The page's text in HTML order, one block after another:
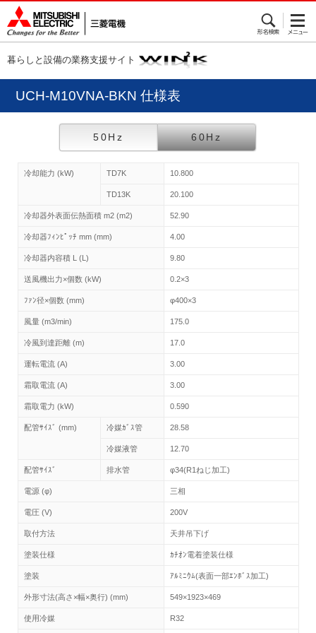
暮らしと設備の業務支援サイト
UCH-M10VNA-BKN 仕様表
50Hz 60Hz
冷却能力 (kW) TD7K 10.800
TD13K 20.100
冷却器外表面伝熱面積 m2 (m2) 52.90
冷却器ﾌｨﾝﾋﾟｯﾁ mm (mm) 4.00
冷却器内容積 L (L) 9.80
送風機出力×個数 (kW) 0.2×3
ﾌｧﾝ径×個数 (mm) φ400×3
風量 (m3/min) 175.0
冷風到達距離 (m) 17.0
運転電流 (A) 3.00
霜取電流 (A) 3.00
霜取電力 (kW) 0.590
配管ｻｲｽﾞ (mm) 冷媒ｶﾞｽ管 28.58
冷媒液管 12.70
配管ｻｲｽﾞ 排水管 φ34(R1ねじ加工)
電源 (φ) 三相
電圧 (V) 200V
取付方法 天井吊下げ
塗装仕様 ｶﾁｵﾝ電着塗装仕様
塗装 ｱﾙﾐﾆｳﾑ(表面一部ｴﾝﾎﾞｽ加工)
外形寸法(高さ×幅×奥行) (mm) 549×1923×469
使用冷媒 R32